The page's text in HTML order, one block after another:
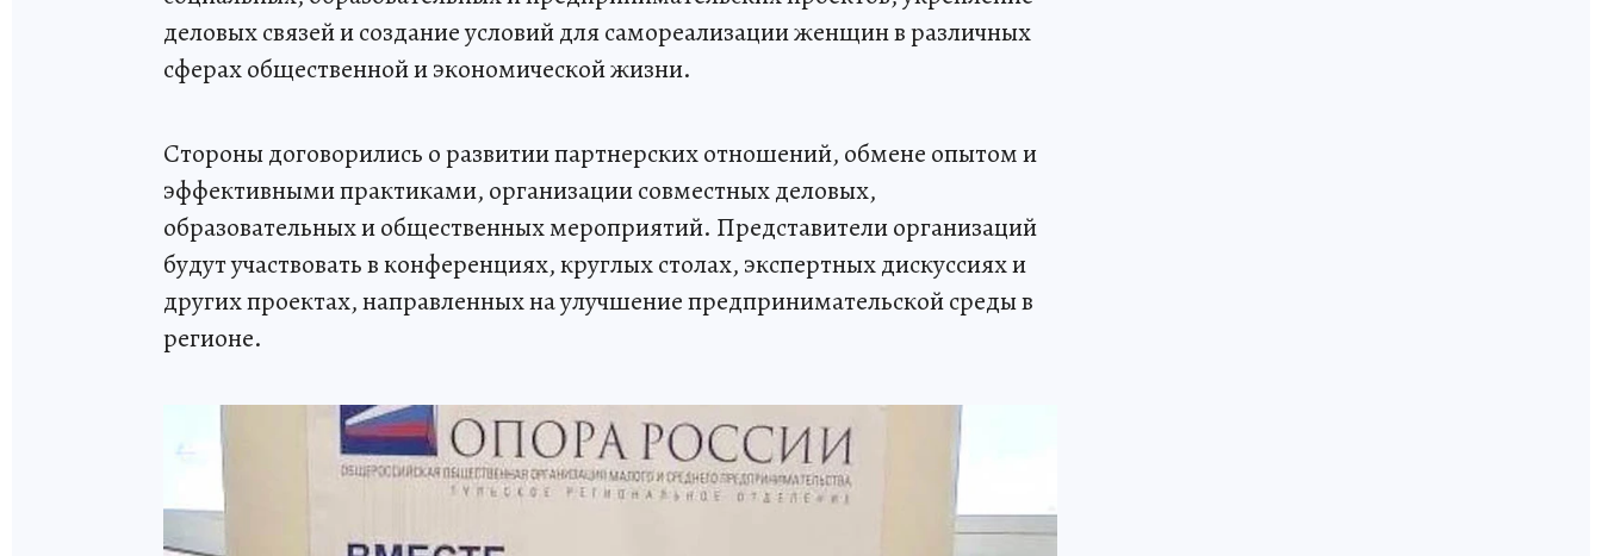
деловых связей и создание условий для самореализации женщин в различных
сферах общественной и экономической жизни.
Стороны договорились о развитии партнерских отношений, обмене опытом и
эффективными практиками, организации совместных деловых,
образовательных и общественных мероприятий. Представители организаций
будут участвовать в конференциях, круглых столах, экспертных дискуссиях и
других проектах, направленных на улучшение предпринимательской среды в
регионе.